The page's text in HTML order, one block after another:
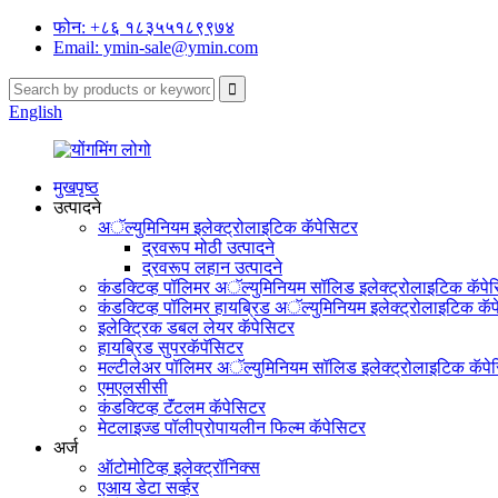
फोन: +८६ १८३५५१८९९७४
Email: ymin-sale@ymin.com
English
मुखपृष्ठ
उत्पादने
अॅल्युमिनियम इलेक्ट्रोलाइटिक कॅपेसिटर
द्रवरूप मोठी उत्पादने
द्रवरूप लहान उत्पादने
कंडक्टिव्ह पॉलिमर अॅल्युमिनियम सॉलिड इलेक्ट्रोलाइटिक
कंडक्टिव्ह पॉलिमर हायब्रिड अॅल्युमिनियम इलेक्ट्रोलाइटिक
इलेक्ट्रिक डबल लेयर कॅपेसिटर
हायब्रिड सुपरकॅपॅसिटर
मल्टीलेअर पॉलिमर अॅल्युमिनियम सॉलिड इलेक्ट्रोलाइटिक
एमएलसीसी
कंडक्टिव्ह टॅंटलम कॅपेसिटर
मेटलाइज्ड पॉलीप्रोपायलीन फिल्म कॅपेसिटर
अर्ज
ऑटोमोटिव्ह इलेक्ट्रॉनिक्स
एआय डेटा सर्व्हर